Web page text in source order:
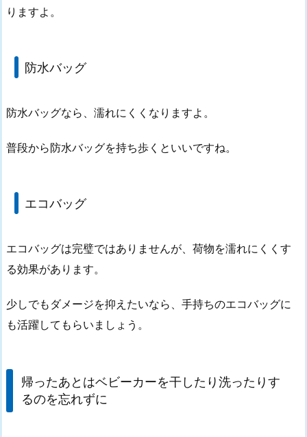
りますよ。
防水バッグ
防水バッグなら、濡れにくくなりますよ。
普段から防水バッグを持ち歩くといいですね。
エコバッグ
エコバッグは完璧ではありませんが、荷物を濡れにくくす
る効果があります。
少しでもダメージを抑えたいなら、手持ちのエコバッグに
も活躍してもらいましょう。
帰ったあとはベビーカーを干したり洗ったりす
るのを忘れずに